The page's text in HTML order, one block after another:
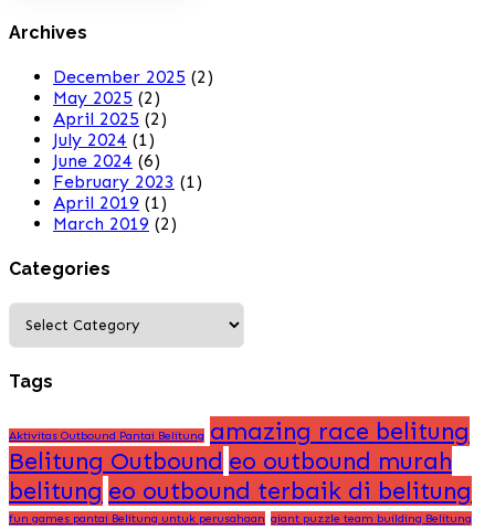
Archives
December 2025 (2)
May 2025 (2)
April 2025 (2)
July 2024 (1)
June 2024 (6)
February 2023 (1)
April 2019 (1)
March 2019 (2)
Categories
Categories
Tags
Aktivitas Outbound Pantai Belitung amazing race belitung
Belitung Outbound eo outbound murah
belitung eo outbound terbaik di belitung
fun games pantai Belitung untuk perusahaan giant puzzle team building Belitung